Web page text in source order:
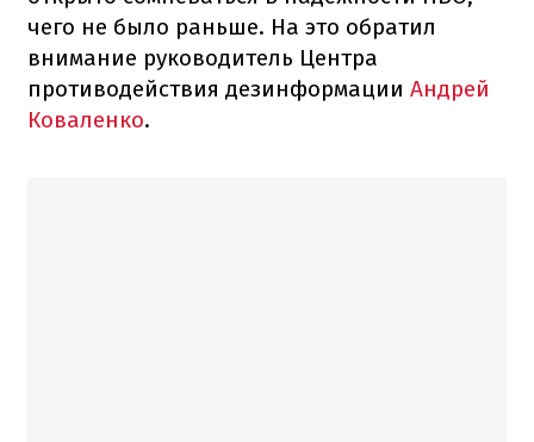
чего не было раньше. На это обратил
внимание руководитель Центра
противодействия дезинформации Андрей
Коваленко.